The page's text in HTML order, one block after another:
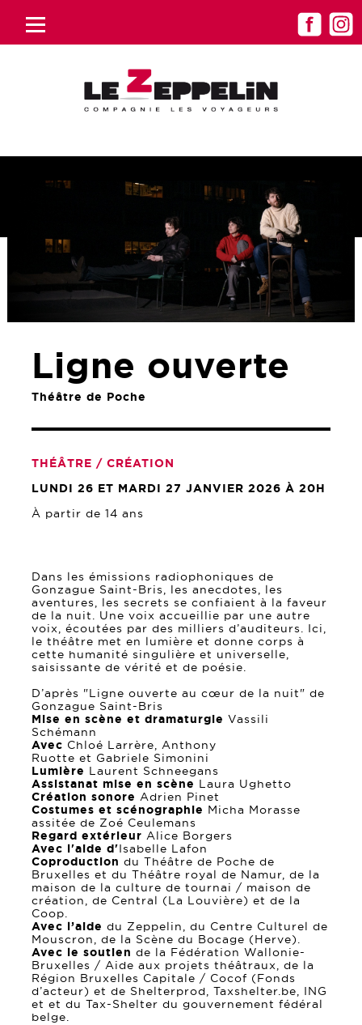
Ligne ouverte
Théâtre de Poche
THÉÂTRE / CRÉATION
LUNDI 26 ET MARDI 27 JANVIER 2026 À 20H
À partir de 14 ans
Dans les émissions radiophoniques de
Gonzague Saint-Bris, les anecdotes, les
aventures, les secrets se confiaient à la faveur
de la nuit. Une voix accueillie par une autre
voix, écoutées par des milliers d’auditeurs. Ici,
le théâtre met en lumière et donne corps à
cette humanité singulière et universelle,
saisissante de vérité et de poésie.
D’après "Ligne ouverte au cœur de la nuit" de
Gonzague Saint-Bris
Mise en scène et dramaturgie Vassili
Schémann
Avec Chloé Larrère, Anthony
Ruotte et Gabriele Simonini
Lumière Laurent Schneegans
Assistanat mise en scène Laura Ughetto
Création sonore Adrien Pinet
Costumes et scénographie Micha Morasse
assitée de Zoé Ceulemans
Regard extérieur Alice Borgers
Avec l'aide d'Isabelle Lafon
Coproduction du Théâtre de Poche de
Bruxelles et du Théâtre royal de Namur, de la
maison de la culture de tournai / maison de
création, de Central (La Louvière) et de la
Coop.
Avec l’aide du Zeppelin, du Centre Culturel de
Mouscron, de la Scène du Bocage (Herve).
Avec le soutien de la Fédération Wallonie-
Bruxelles / Aide aux projets théâtraux, de la
Région Bruxelles Capitale / Cocof (Fonds
d’acteur) et de Shelterprod, Taxshelter.be, ING
et et du Tax-Shelter du gouvernement fédéral
belge.